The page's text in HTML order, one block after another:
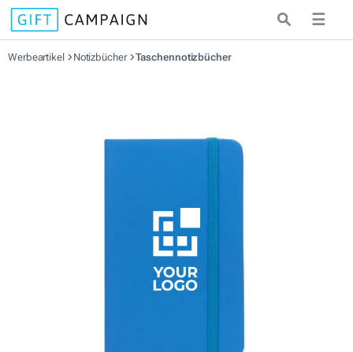
☰
Werbeartikel Notizbücher Taschennotizbücher